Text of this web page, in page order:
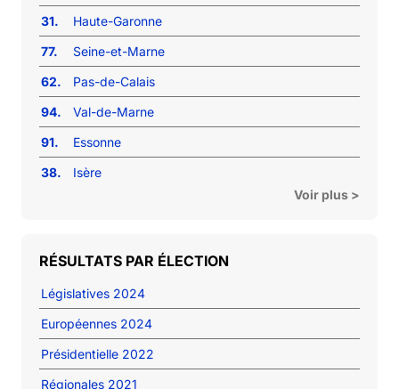
31.
Haute-Garonne
77.
Seine-et-Marne
62.
Pas-de-Calais
94.
Val-de-Marne
91.
Essonne
38.
Isère
Voir plus >
RÉSULTATS PAR ÉLECTION
Législatives 2024
Européennes 2024
Présidentielle 2022
Régionales 2021